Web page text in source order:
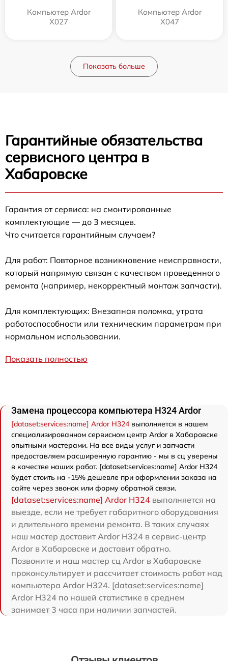
Компьютер Ardor
X027
Компьютер Ardor
X047
Показать больше
Гарантийные обязательства
сервисного центра в
Хабаровске
Гарантия от сервиса: на смонтированные
комплектующие — до 3 месяцев.
Что считается гарантийным случаем?
Для работ: Повторное возникновение неисправности,
который напрямую связан с качеством проведенного
ремонта (например, некорректный монтаж запчасти).
Для комплектующих: Внезапная поломка, утрата
работоспособности или техническим параметрам при
нормальном использовании.
Показать полностью
Замена процессора компьютера H324 Ardor
[dataset:services:name] Ardor H324 выполняется в нашем
специализированном сервисном центр Ardor в Хабаровске
опытными мастерами. На все виды услуг и запчасти
предоставляем расширенную гарантию - мы в сц уверены
в качестве наших работ. [dataset:services:name] Ardor H324
будет стоить на -15% дешевле при оформлении заказа на
сайте через звонок или форму обратной связи.
[dataset:services:name] Ardor H324 выполняется на
выезде, если не требует габаритного оборудования
и длительного времени ремонта. В таких случаях
наш мастер доставит Ardor H324 в сервис-центр
Ardor в Хабаровске и доставит обратно.
Позвоните и наш мастер сц Ardor в Хабаровске
проконсультирует и рассчитает стоимость работ над
компьютера Ardor H324. [dataset:services:name]
Ardor H324 по нашей статистике в среднем
занимает 3 часа при наличии запчастей.